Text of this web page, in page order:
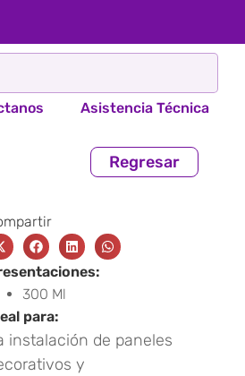
Asistencia Técnica​
Regresar
300 Ml
para:
instalación de paneles
y